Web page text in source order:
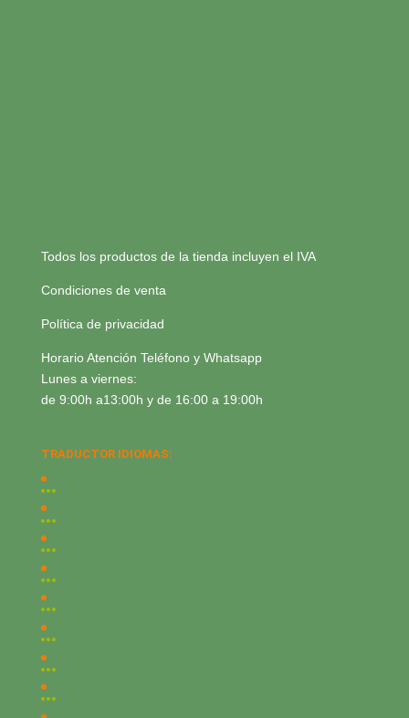
Todos los productos de la tienda incluyen el IVA
Condiciones de venta
Política de privacidad
Horario Atención Teléfono y Whatsapp
Lunes a viernes:
de 9:00h a13:00h y de 16:00 a 19:00h
TRADUCTOR IDIOMAS: